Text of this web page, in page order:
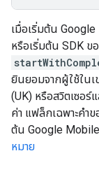
เมื่อเริ่มต้น Google
หรือเริ่มต้น SDK ข
ยินยอมจากผู้ใช้ในเ
(UK) หรือสวิตเซอร์
ค่า แฟล็กเฉพาะคำ
ต้น Google
หมาย